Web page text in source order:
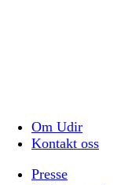
Om Udir
Kontakt oss
Presse